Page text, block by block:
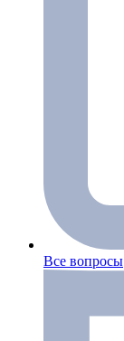
Все вопросы